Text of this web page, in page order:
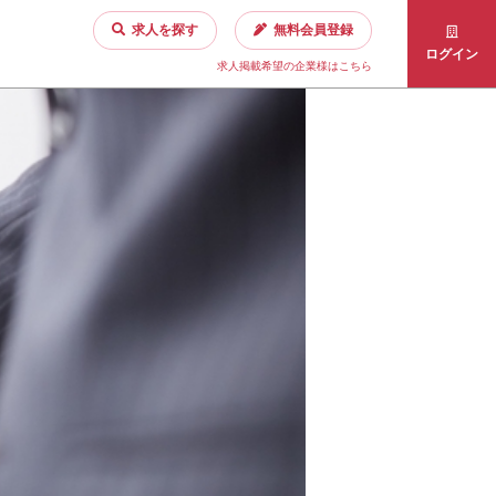
求人を探す 無料会員登録
求人掲載希望の企業様はこちら
ログイン